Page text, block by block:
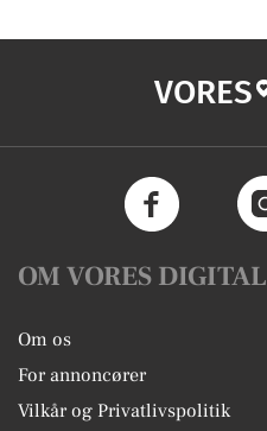
VORES
OM VORES DIGITAL
Om os
For annoncører
Vilkår og Privatlivspolitik